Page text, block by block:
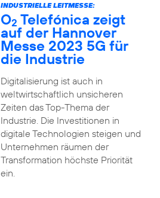
INDUSTRIELLE LEITMESSE:
O2 Telefónica zeigt
auf der Hannover
Messe 2023 5G für
die Industrie
Digitalisierung ist auch in
weltwirtschaftlich unsicheren
Zeiten das Top-Thema der
Industrie. Die Investitionen in
digitale Technologien steigen und
Unternehmen räumen der
Transformation höchste Priorität
ein.